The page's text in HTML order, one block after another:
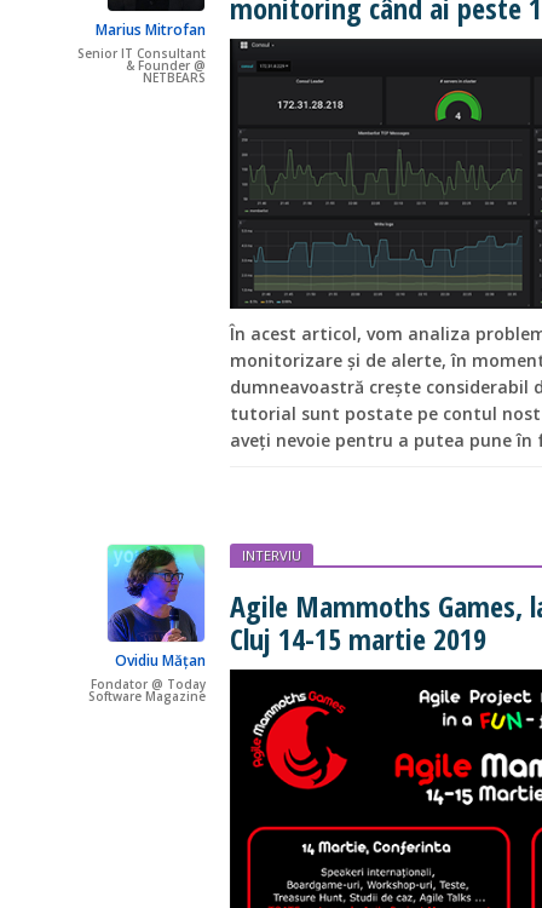
Marius Mitrofan
Senior IT Consultant
& Founder @
NETBEARS
În acest articol, vom analiza
monitorizare și de alerte, în
dumneavoastră crește considerabil
tutorial sunt postate pe contul
aveți nevoie pentru a putea pune
Ovidiu Mățan
Fondator @ Today
Software Magazine
INTERVIU
Agile Mammoths Games,
Cluj 14-15 martie 2019